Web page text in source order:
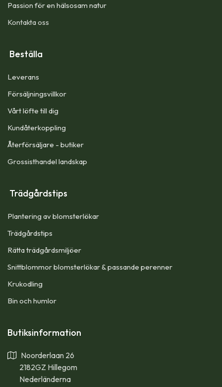
Passion för en hälsosam natur
Kontakta oss
Beställa
Leverans
Försäljningsvillkor
Vårt löfte till dig​
Kundåterkoppling
Återförsäljare - butiker
Grossisthandel landskap
Trädgårdstips
Plantering av blomsterlökar
Trädgårdstips
Rätta trädgårdsmiljöer
Snittblommor blomsterlökar & passande perenner
Krukodling
Bin och humlor
Butiksinformation
Noorderlaan 26
2182GZ Hillegom
Nederländerna